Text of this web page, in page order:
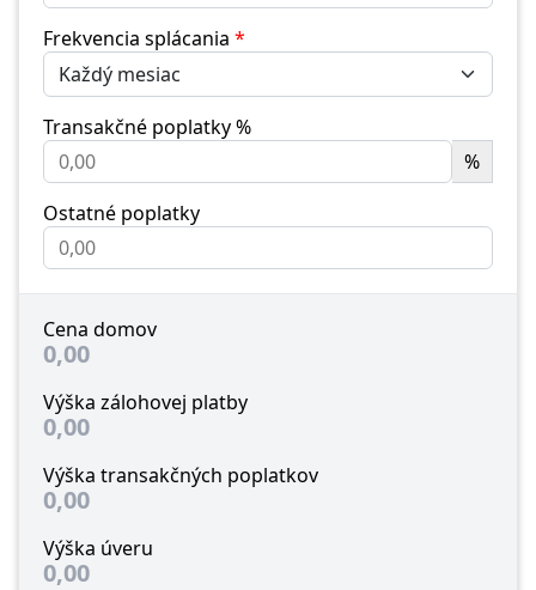
Frekvencia splácania *
Transakčné poplatky %
%
Ostatné poplatky
Cena domov
0,00
Výška zálohovej platby
0,00
Výška transakčných poplatkov
0,00
Výška úveru
0,00